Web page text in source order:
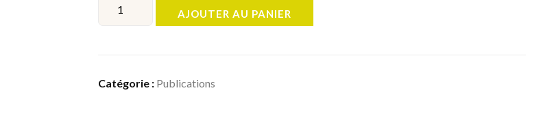
AJOUTER AU PANIER
Catégorie : Publications